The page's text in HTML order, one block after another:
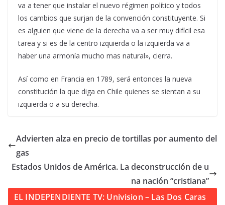
va a tener que instalar el nuevo régimen político y todos
los cambios que surjan de la convención constituyente. Si
es alguien que viene de la derecha va a ser muy difícil esa
tarea y si es de la centro izquierda o la izquierda va a
haber una armonía mucho mas natural», cierra.
Así como en Francia en 1789, será entonces la nueva
constitución la que diga en Chile quienes se sientan a su
izquierda o a su derecha.
Advierten alza en precio de tortillas por aumento del
gas
Estados Unidos de América. La deconstrucción de u
na nación “cristiana”
EL INDEPENDIENTE TV: Univision – Las Dos Caras